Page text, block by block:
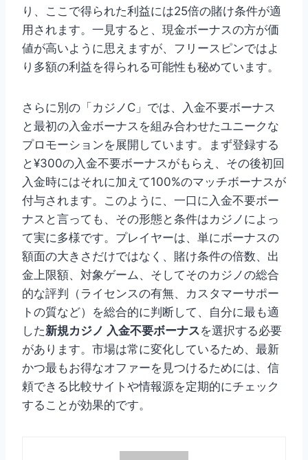
り、ここで得られた利益には25倍の賭け条件が適
用されます。一見すると、現金ボーナスの方が価
値が高いように思えますが、フリースピンではよ
り多額の利益を得られる可能性も秘めています。
さらに別の「カジノC」では、入金不要ボーナス
と最初の入金ボーナスを組み合わせたユニークな
プロモーションを展開しています。まず登録する
と¥300の入金不要ボーナスがもらえ、その後初回
入金時にはそれに加えて100%のマッチボーナスが
付与されます。このように、一口に入金不要ボー
ナスと言っても、その形態と条件はカジノによっ
て実に多様です。プレイヤーは、単にボーナスの
額面の大きさだけではなく、賭け条件の倍数、出
金上限額、対象ゲーム、そしてそのカジノの総合
的な評判（ライセンスの有無、カスタマーサポー
トの質など）を総合的に判断して、自分に最も適
した新規カジノ 入金不要ボーナスを選択する必要
があります。市場は常に変化しているため、最新
かつ最もお得なオファーを見つけるためには、信
頼できる比較サイトや情報源を定期的にチェック
することが効果的です。